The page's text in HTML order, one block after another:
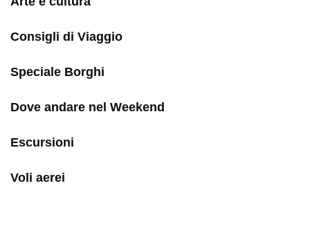
Consigli di Viaggio
Speciale Borghi
Dove andare nel Weekend
Escursioni
Voli aerei